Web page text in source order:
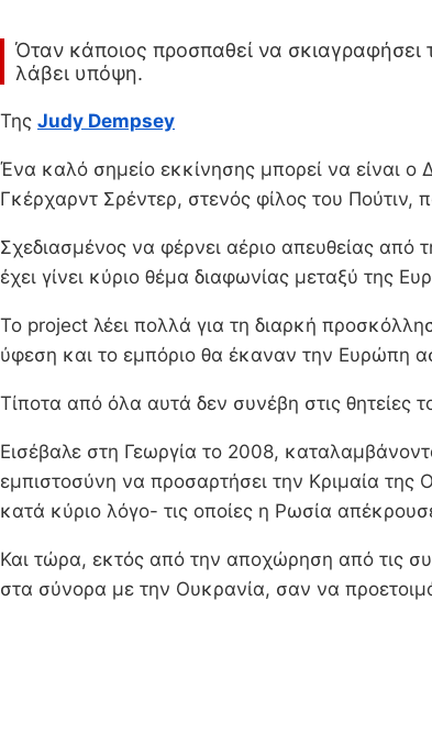
Όταν κάποιος προσπαθεί να
λάβει υπόψη.
Της Judy Dempsey
Ένα καλό σημείο εκκίνησης μπορεί να είναι
Γκέρχαρντ Σρέντερ, στενός φίλος του
Σχεδιασμένος να φέρνει αέριο απευθείας από
έχει γίνει κύριο θέμα διαφωνίας μεταξύ
Το project λέει πολλά για τη διαρκή
ύφεση και το εμπόριο θα έκαναν την Ευρώπη
Τίποτα από όλα αυτά δεν συνέβη στις θητείες
Εισέβαλε στη Γεωργία το 2008,
εμπιστοσύνη να προσαρτήσει την Κριμαία
κατά κύριο λόγο- τις οποίες η Ρωσία
Και τώρα, εκτός από την αποχώρηση από τις
στα σύνορα με την Ουκρανία, σαν να